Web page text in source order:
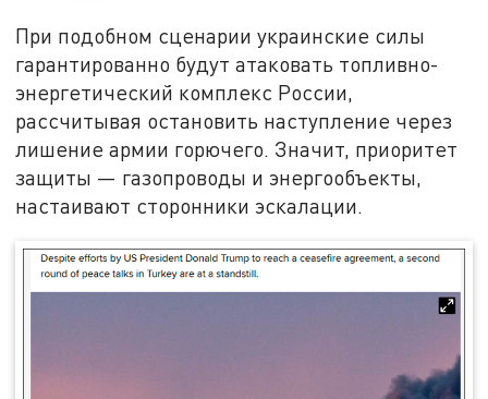
При подобном сценарии украинские силы
гарантированно будут атаковать топливно-
энергетический комплекс России,
рассчитывая остановить наступление через
лишение армии горючего. Значит, приоритет
защиты — газопроводы и энергообъекты,
настаивают сторонники эскалации.